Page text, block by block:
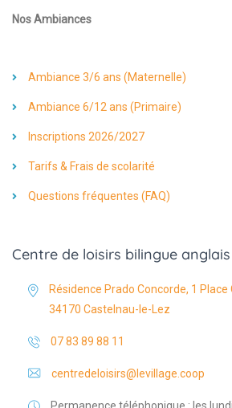
Nos Ambiances
Ambiance 3/6 ans (Maternelle)
Ambiance 6/12 ans (Primaire)
Inscriptions 2026/2027
Tarifs & Frais de scolarité
Questions fréquentes (FAQ)
Centre de loisirs bilingue
Résidence Prado Concorde, 1 Place
34170 Castelnau-le-Lez
07 83 89 88 11
centredeloisirs@levillage.coop